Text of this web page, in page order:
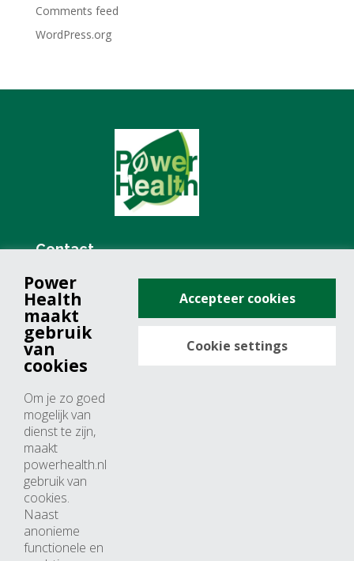
Comments feed
WordPress.org
Contact
+31 (0)76 571 19 68
info@powerhealth.nl
Adresse
4817 ZH breda
Nederland
Horaires d’ouvertures
Du lundi au jeudi: 09:00 – 17:00
Vendredi: 09:00 – 15:00
Power
Health
maakt
gebruik
van
cookies
Om je zo goed
mogelijk van
dienst te zijn,
maakt
powerhealth.nl
gebruik van
cookies.
Naast
anonieme
functionele en
Accepteer cookies
Cookie settings